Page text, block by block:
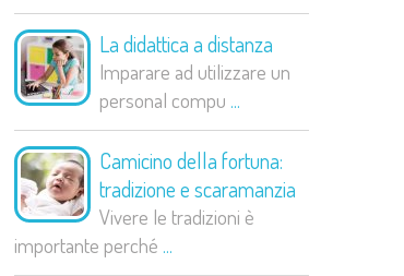
La didattica a distanza
Imparare ad utilizzare un
personal compu ...
Camicino della fortuna:
tradizione e scaramanzia
Vivere le tradizioni è
importante perché ...